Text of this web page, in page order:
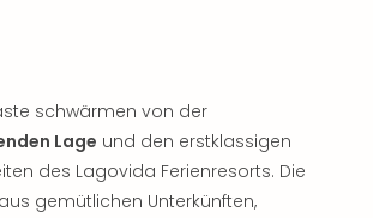
schwärmen von der
Lage und den erstklassigen
des Lagovida Ferienresorts. Die
gemütlichen Unterkünften,